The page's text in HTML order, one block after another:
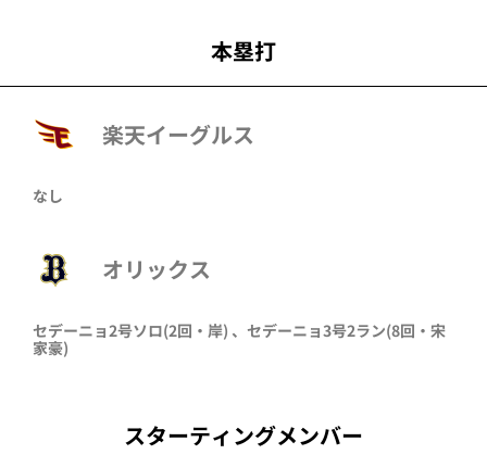
本塁打
楽天イーグルス
なし
オリックス
セデーニョ 2号ソロ(2回・ 岸) 、 セデーニョ3号2ラン(8回・ 宋
家豪)
スターティングメンバー